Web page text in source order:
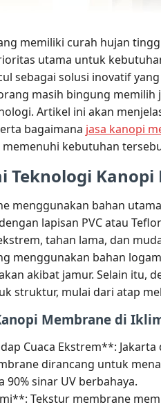
memiliki curah hujan
utama untuk
sebagai solusi inovatif
masih bingung
Artikel ini akan
bagaimana jasa kanopi
kebutuhan
Teknologi
menggunakan bahan
lapisan PVC atau
tahan lama, dan
menggunakan bahan
akibat jamur. Selain itu,
struktur, mulai dari atap
Membrane di
Cuaca Ekstrem**:
dirancang untuk
90% sinar UV berbahaya.
Tekstur membrane